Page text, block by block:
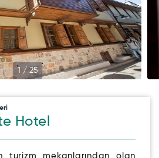
1 /25
Hotel
turizm mekanlarından olan